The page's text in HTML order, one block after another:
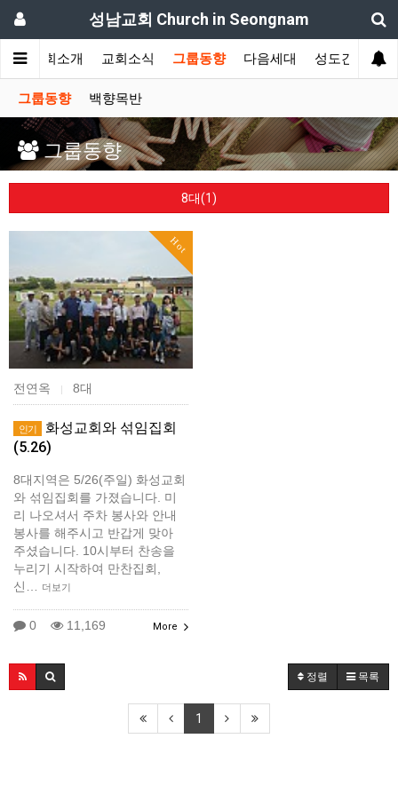
성남교회 Church in Seongnam
교회소개 교회소식 그룹동향 다음세대 성도간증
그룹동향 백향목반
그룹동향
8대(1)
Hot
전연옥 8대
인기
화성교회와 섞임집회
(5.26)
8대지역은 5/26(주일) 화성교회
와 섞임집회를 가졌습니다. 미
리 나오셔서 주차 봉사와 안내
봉사를 해주시고 반갑게 맞아
주셨습니다. 10시부터 찬송을
누리기 시작하여 만찬집회,
신… 더보기
0 11,169 More
정렬 목록
1